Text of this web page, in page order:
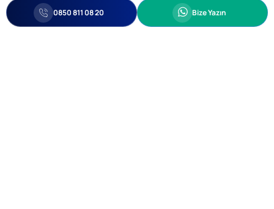
0850 811 08 20 Whatsapp
Bize Yazın
0850 811 08 20